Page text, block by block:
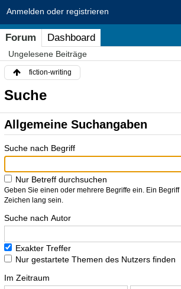
Anmelden oder registrieren
Forum Dashboard
Ungelesene Beiträge
fiction-writing
Suche
Allgemeine Suchangaben
Suche nach Begriff
Nur Betreff durchsuchen
Geben Sie einen oder mehrere Begriffe ein. Ein
Zeichen lang sein.
Suche nach Autor
Exakter Treffer
Nur gestartete Themen des Nutzers finden
Im Zeitraum